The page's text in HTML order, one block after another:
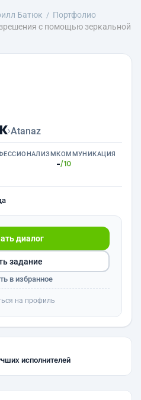
Батюк
Портфолио
с помощью зеркальной
›Atanaz
КОММУНИКАЦИЯ
-/10
диалог
задание
в избранное
на профиль
исполнителей